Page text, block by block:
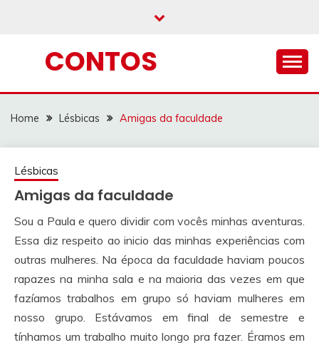
CONTOS
Home Lésbicas Amigas da faculdade
Lésbicas
Amigas da faculdade
Sou a Paula e quero dividir com vocês minhas aventuras.
Essa diz respeito ao inicio das minhas experiências com
outras mulheres. Na época da faculdade haviam poucos
rapazes na minha sala e na maioria das vezes em que
fazíamos trabalhos em grupo só haviam mulheres em
nosso grupo. Estávamos em final de semestre e
tínhamos um trabalho muito longo pra fazer. Éramos em